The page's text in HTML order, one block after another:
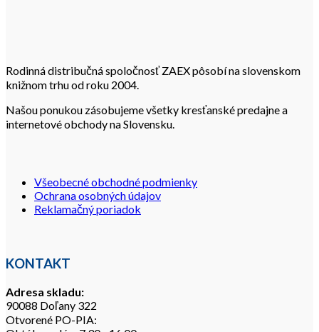
Rodinná distribučná spoločnosť ZAEX pôsobí na slovenskom
knižnom trhu od roku 2004.
Našou ponukou zásobujeme všetky kresťanské predajne a
internetové obchody na Slovensku.
Všeobecné obchodné podmienky
Ochrana osobných údajov
Reklamačný poriadok
KONTAKT
Adresa skladu:
90088 Doľany 322
Otvorené PO-PIA: